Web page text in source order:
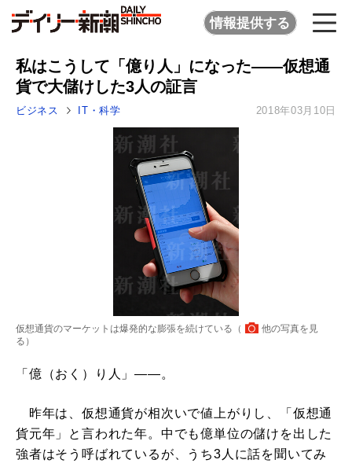
情報提供する
私はこうして「億り人」になった――仮想通
貨で大儲けした3人の証言
ビジネス IT・科学 2018年03月10日
仮想通貨のマーケットは爆発的な膨張を続けている（
他の写真を見
る ）
「億（おく）り人」――。
昨年は、仮想通貨が相次いで値上がりし、「仮想通
貨元年」と言われた年。中でも億単位の儲けを出した
強者はそう呼ばれているが、うち3人に話を聞いてみ